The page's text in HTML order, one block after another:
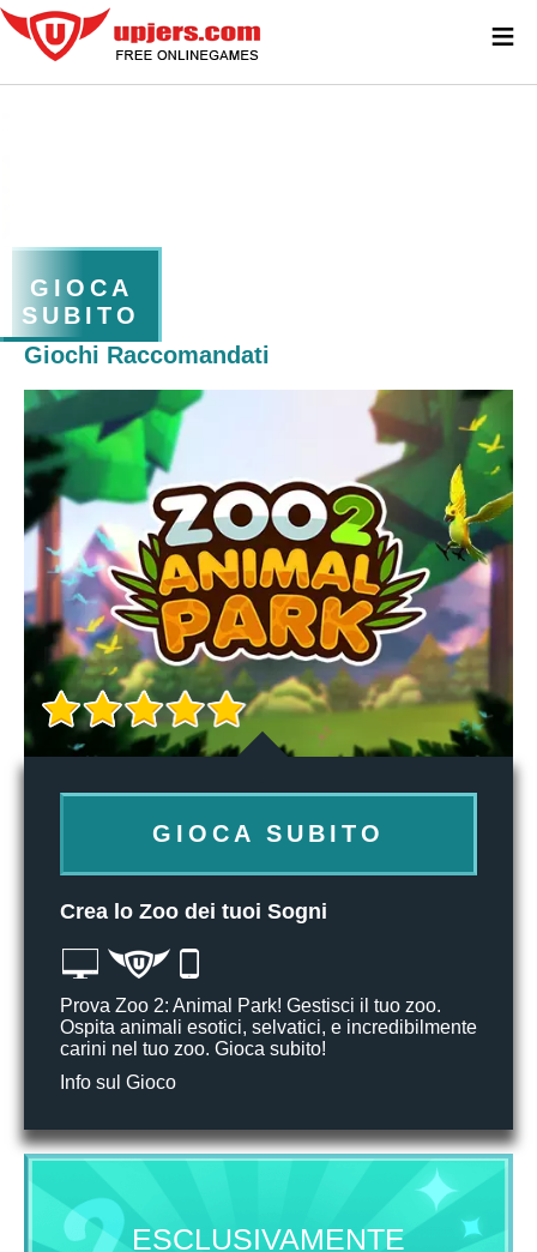
GIOCA
SUBITO
Giochi Raccomandati
GIOCA SUBITO
Crea lo Zoo dei tuoi Sogni
Prova Zoo 2: Animal Park! Gestisci il tuo zoo.
Ospita animali esotici, selvatici, e incredibilmente
carini nel tuo zoo. Gioca subito!
Info sul Gioco
ESCLUSIVAMENTE
≡